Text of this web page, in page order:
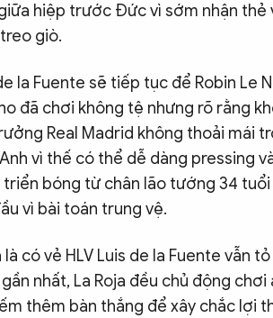
hiệp trước Đức vì sớm nhận thẻ
giò.
la Fuente sẽ tiếp tục để Robin Le
đã chơi không tệ nhưng rõ rằng
Real Madrid không thoải mái
vì thế có thể dễ dàng pressing
triển bóng từ chân lão tướng 34
vì bài toán trung vệ.
có vẻ HLV Luis de la Fuente vẫn
nhất, La Roja đều chủ động chơi
thêm bàn thắng để xây chắc lợi